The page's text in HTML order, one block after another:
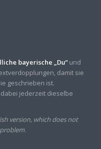
bayerische „Du“und
damit sie
geschrieben ist.
jederzeit dieselbe
version, which does not